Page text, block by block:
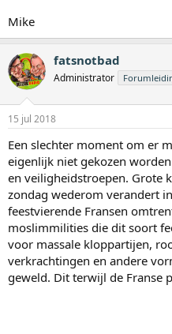
Mike
fatsnotbad
Administrator
15 jul 2018
Een slechter moment om er
eigenlijk niet gekozen
en veiligheidstroepen. Grote
zondag wederom verandert
feestvierende Fransen
moslimmilities die dit soort
voor massale kloppartijen,
verkrachtingen en andere
geweld. Dit terwijl de Franse